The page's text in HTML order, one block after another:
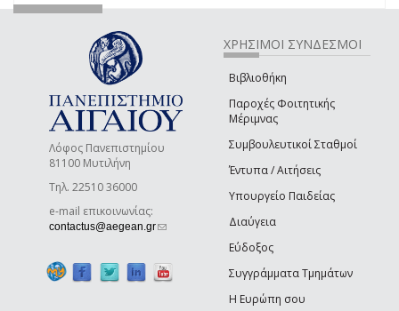
Λόφος Πανεπιστημίου
81100 Μυτιλήνη
Τηλ. 22510 36000
e-mail επικοινωνίας:
contactus@aegean.gr(link sends e-mail)
ΧΡΗΣΙΜΟΙ ΣΥΝΔΕΣΜΟΙ
Βιβλιοθήκη
Παροχές Φοιτητικής
Μέριμνας
Συμβουλευτικοί Σταθμοί
Έντυπα / Αιτήσεις
Υπουργείο Παιδείας
Διαύγεια
Εύδοξος
Συγγράμματα Τμημάτων
Η Ευρώπη σου